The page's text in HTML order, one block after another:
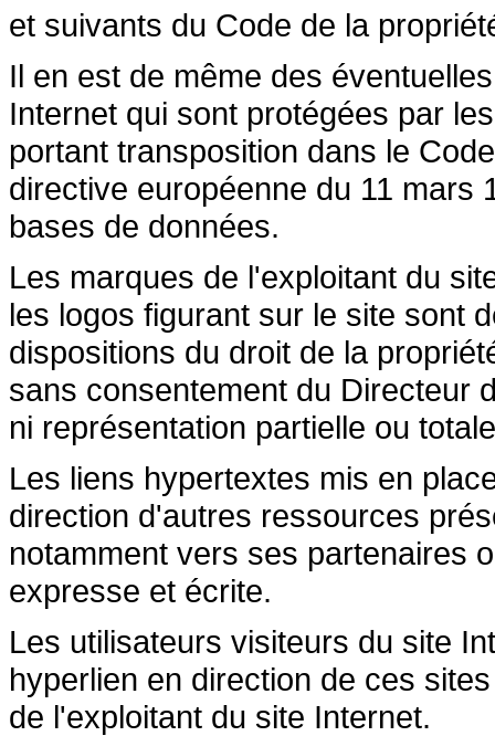
et suivants du Code de la
Il en est de même des
Internet qui sont protégées par
portant transposition dans le
directive européenne du 11 mars
bases de données.
Les marques de l'exploitant du
les logos figurant sur le site sont
dispositions du droit de la
sans consentement du Directeur
ni représentation partielle ou
Les liens hypertextes mis en
direction d'autres ressources
notamment vers ses partenaires
expresse et écrite.
Les utilisateurs visiteurs du site
hyperlien en direction de ces
de l'exploitant du site Internet.